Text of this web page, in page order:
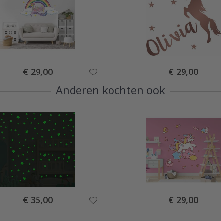
Special
Price
€ 29,00 Special
Price
€ 29,00
Anderen kochten ook
Special
Price
€ 35,00 Special
Price
€ 29,00